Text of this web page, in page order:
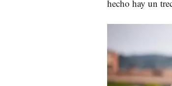
hecho hay un